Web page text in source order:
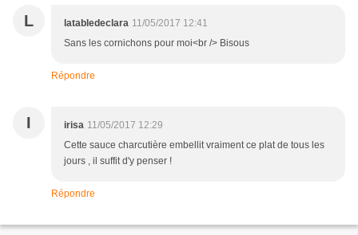
L latabledeclara 11/05/2017 12:41
Sans les cornichons pour moi<br /> Bisous
Répondre
I irisa 11/05/2017 12:29
Cette sauce charcutière embellit vraiment ce plat de tous les
jours , il suffit d'y penser !
Répondre